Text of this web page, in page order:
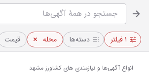
۱ فیلتر دسته‌ها محله قیمت
انواع آگهی‌ها و نیازمندی های کشاورز مشهد